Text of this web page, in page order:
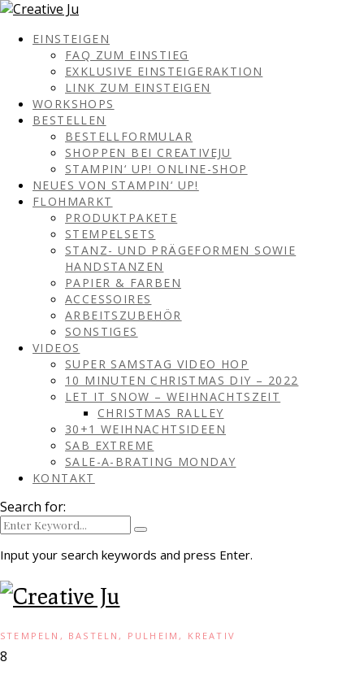
EINSTEIGEN
FAQ ZUM EINSTIEG
EXKLUSIVE EINSTEIGERAKTION
LINK ZUM EINSTEIGEN
WORKSHOPS
BESTELLEN
BESTELLFORMULAR
SHOPPEN BEI CREATIVEJU
STAMPIN‘ UP! ONLINE-SHOP
NEUES VON STAMPIN‘ UP!
FLOHMARKT
PRODUKTPAKETE
STEMPELSETS
STANZ- UND PRÄGEFORMEN SOWIE
HANDSTANZEN
PAPIER & FARBEN
ACCESSOIRES
ARBEITSZUBEHÖR
SONSTIGES
VIDEOS
SUPER SAMSTAG VIDEO HOP
10 MINUTEN CHRISTMAS DIY – 2022
LET IT SNOW – WEIHNACHTSZEIT
CHRISTMAS RALLEY
30+1 WEIHNACHTSIDEEN
SAB EXTREME
SALE-A-BRATING MONDAY
KONTAKT
Search for:
Input your search keywords and press Enter.
STEMPELN, BASTELN, PULHEIM, KREATIV
8